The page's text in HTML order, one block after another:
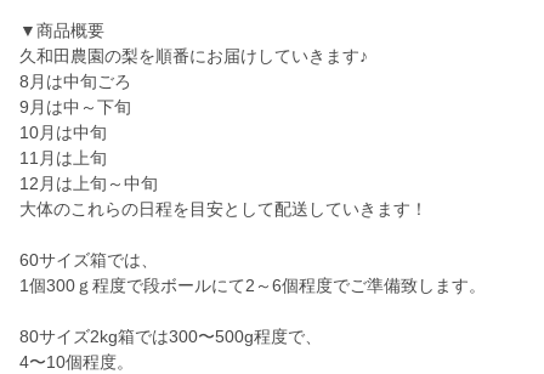
▼商品概要
久和田農園の梨を順番にお届けしていきます♪
8月は中旬ごろ
9月は中～下旬
10月は中旬
11月は上旬
12月は上旬～中旬
大体のこれらの日程を目安として配送していきます！
60サイズ箱では、
1個300ｇ程度で段ボールにて2～6個程度でご準備致します。
80サイズ2kg箱では300〜500g程度で、
4〜10個程度。